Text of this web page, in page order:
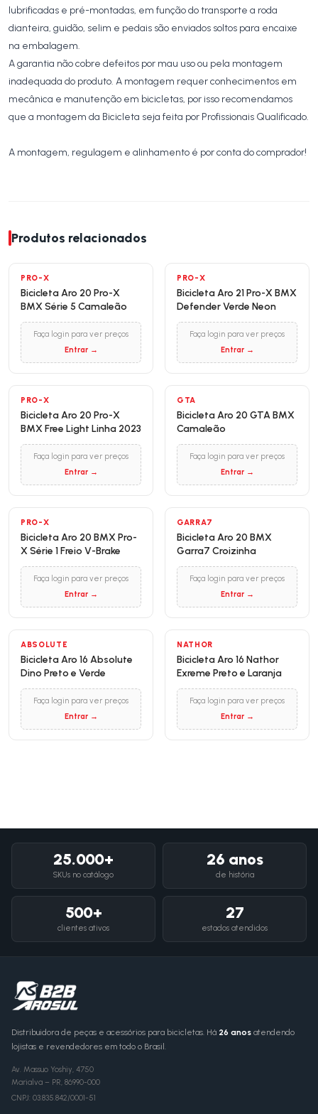
lubrificadas e pré-montadas, em função do transporte a roda
dianteira, guidão, selim e pedais são enviados soltos para encaixe
na embalagem.
A garantia não cobre defeitos por mau uso ou pela montagem
inadequada do produto. A montagem requer conhecimentos em
mecânica e manutenção em bicicletas, por isso recomendamos
que a montagem da Bicicleta seja feita por Profissionais Qualificado.
A montagem, regulagem e alinhamento é por conta do comprador!
Produtos relacionados
PRO-X
Bicicleta Aro 20 Pro-X
BMX Série 5 Camaleão
Faça login para ver preços
Entrar →
PRO-X
Bicicleta Aro 21 Pro-X BMX
Defender Verde Neon
Faça login para ver preços
Entrar →
PRO-X
Bicicleta Aro 20 Pro-X
BMX Free Light Linha 2023
Faça login para ver preços
Entrar →
GTA
Bicicleta Aro 20 GTA BMX
Camaleão
Faça login para ver preços
Entrar →
PRO-X
Bicicleta Aro 20 BMX Pro-
X Série 1 Freio V-Brake
Faça login para ver preços
Entrar →
GARRA7
Bicicleta Aro 20 BMX
Garra7 Croizinha
Faça login para ver preços
Entrar →
ABSOLUTE
Bicicleta Aro 16 Absolute
Dino Preto e Verde
Faça login para ver preços
Entrar →
NATHOR
Bicicleta Aro 16 Nathor
Exreme Preto e Laranja
Faça login para ver preços
Entrar →
25.000+
SKUs no catálogo
26 anos
de história
500+
clientes ativos
27
estados atendidos
Distribuidora de peças e acessórios para bicicletas. Há 26 anos atendendo
lojistas e revendedores em todo o Brasil.
Av. Massuo Yoshiy, 4750
Marialva – PR, 86990-000
CNPJ: 03.835.842/0001-51